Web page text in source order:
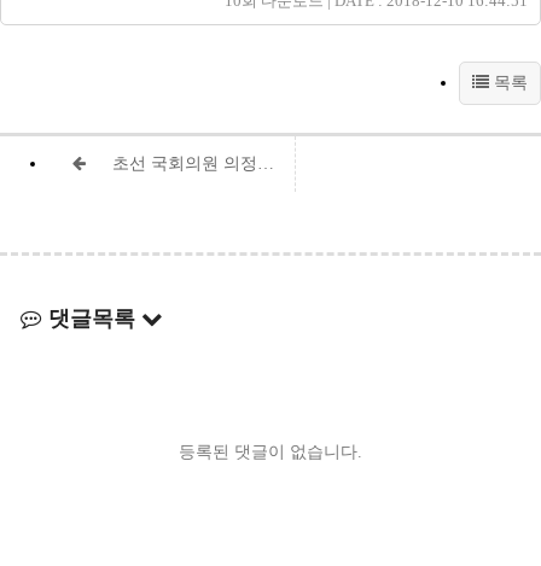
목록
댓글목록
등록된 댓글이 없습니다.